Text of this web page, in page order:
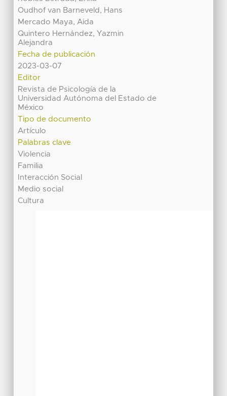
Oudhof van Barneveld, Hans
Mercado Maya, Aida
Quintero Hernández, Yazmin
Alejandra
Fecha de publicación
2023-03-07
Editor
Revista de Psicología de la
Universidad Autónoma del Estado de
México
Tipo de documento
Artículo
Palabras clave
Violencia
Familia
Interacción Social
Medio social
Cultura